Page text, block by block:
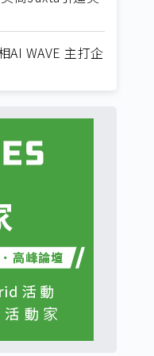
AI WAVE 主打企